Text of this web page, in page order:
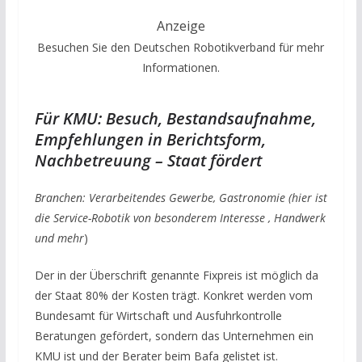
Anzeige
Besuchen Sie den Deutschen Robotikverband für mehr
Informationen.
Für KMU: Besuch, Bestandsaufnahme,
Empfehlungen in Berichtsform,
Nachbetreuung – Staat fördert
Branchen: Verarbeitendes Gewerbe, Gastronomie (hier ist
die Service-Robotik von besonderem Interesse , Handwerk
und mehr)
Der in der Überschrift genannte Fixpreis ist möglich da
der Staat 80% der Kosten trägt. Konkret werden vom
Bundesamt für Wirtschaft und Ausfuhrkontrolle
Beratungen gefördert, sondern das Unternehmen ein
KMU ist und der Berater beim Bafa gelistet ist.